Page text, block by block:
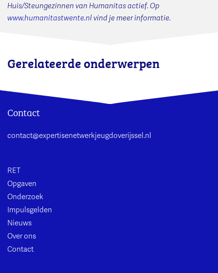
Huis/Steungezinnen van Humanitas actief. Op
www.humanitastwente.nl vind je meer informatie.
Gerelateerde onderwerpen
Contact
contact@expertisenetwerkjeugdoverijssel.nl
RET
Opgaven
Onderzoek
Impulsgelden
Nieuws
Over ons
Contact